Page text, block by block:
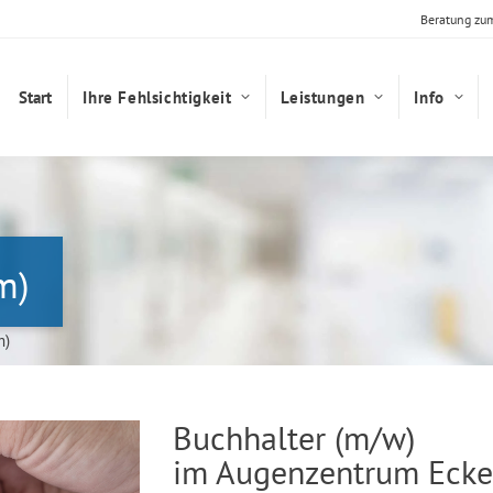
Beratung
Start Ihre Fehlsichtigkeit Leistungen Info
Buchhalter (m/w)
im Augenzentrum